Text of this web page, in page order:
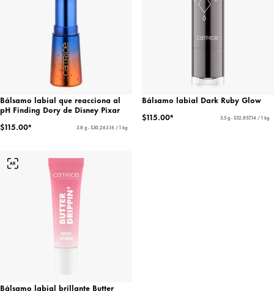
Bálsamo labial que reacciona al
pH Finding Dory de Disney Pixar
$115.00*
3.8 g - $30,263.16 / 1 kg
Bálsamo labial Dark Ruby Glow
$115.00*
3.5 g - $32,857.14 / 1 kg
Bálsamo labial brillante Butter